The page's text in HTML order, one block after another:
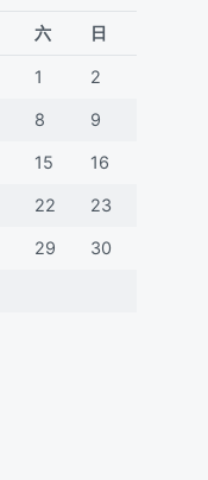
六 日
1 2
8 9
15 16
22 23
29 30